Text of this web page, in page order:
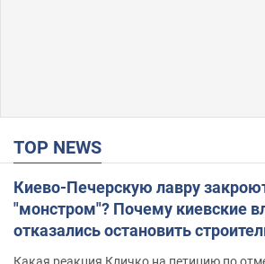
TOP NEWS
Киево-Печерскую лавру
"монстром"? Почему киевские
отказались остановить
Какая реакция Кличко на петицию по